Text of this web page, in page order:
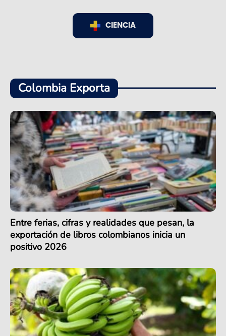
CIENCIA
Colombia Exporta
Entre ferias, cifras y realidades que pesan, la
exportación de libros colombianos inicia un
positivo 2026